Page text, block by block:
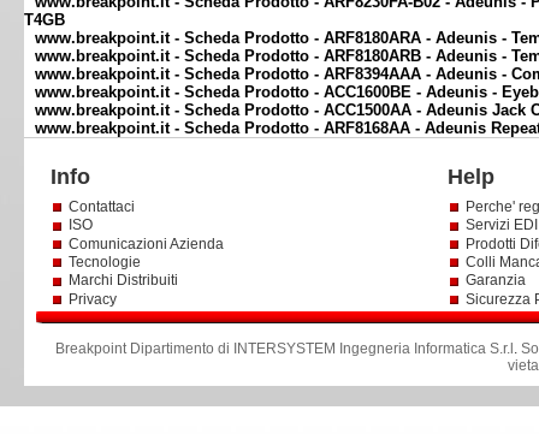
T4GB
www.breakpoint.it - Scheda Prodotto - ARF8180ARA - Adeunis -
www.breakpoint.it - Scheda Prodotto - ARF8180ARB - Adeunis -
www.breakpoint.it - Scheda Prodotto - ARF8394AAA - Adeunis -
www.breakpoint.it - Scheda Prodotto - ACC1600BE - Adeunis -
www.breakpoint.it - Scheda Prodotto - ACC1500AA - Adeunis Jack
www.breakpoint.it - Scheda Prodotto - ARF8168AA - Adeunis
Info Help
Contattaci
ISO
Comunicazioni Azienda
Tecnologie
Marchi Distribuiti
Privacy
Perche'
Servizi
Prodotti
Colli
Garanzia
Sicurezza
Breakpoint Dipartimento di INTERSYSTEM Ingegneria Informatica S.r.l .